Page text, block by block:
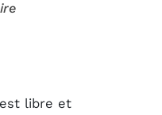
libre et